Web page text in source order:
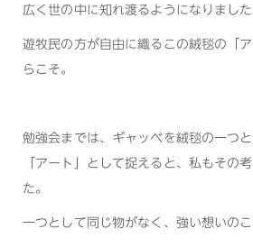
広く世の中に知れ渡るようになりました
遊牧民の方が自由に織るこの絨毯の「
らこそ。
勉強会までは、ギャッベを絨毯の一つ
「アート」として捉えると、私もその
た。
一つとして同じ物がなく、強い想いのこ